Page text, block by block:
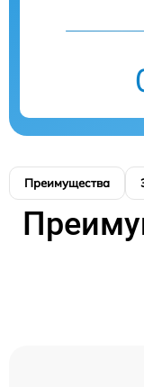
Преимущества